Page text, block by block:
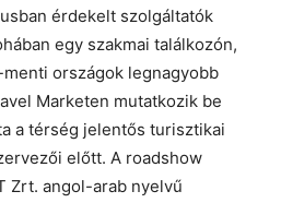
érdekelt szolgáltatók
egy szakmai találkozón,
országok legnagyobb
Marketen mutatkozik be
a térség jelentős turisztikai
előtt. A roadshow
Zrt. angol-arab nyelvű